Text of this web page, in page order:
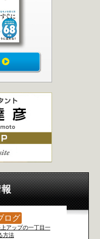
ログ
アップの一丁目一
方法